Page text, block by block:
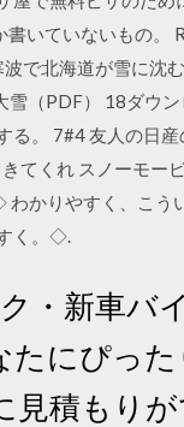
いていないもの。
で北海道が雪に沈
（PDF） 18ダウ
。 7#4 友人の日
てくれ スノーモー
かりやすく、こう
く。◇.
・新車バ
にぴっ
積もりが